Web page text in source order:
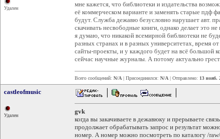
Удален
мне кажется, что библиотеки и издательства
её коммерческом варианте и заменять старые
будут. Служба дежавю безусловно нарушает авт.
скачивать несвободные книги, однако делает это
я думаю, что никакой всемирной библиотеки не
разных странах и в разных университетах, время
сайты-проекты, и у каждого будет на всё большой
сейчас научные журналы. А потому актуально
Всего сообщений: N/A | Присоединился: N/A | Отправлено: 13 нояб.
castleofmusic
Удален
gvk
когда вы закачиваете в дежавюку и прерываете
продолжает обрабатывать запрос и результат
номер. А номер можно посмотреть по каталогу /